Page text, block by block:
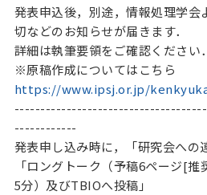
発表申込後，別途，情報処理学会
切などのお知らせが届きます．
詳細は執筆要領をご確認ください．
※原稿作成についてはこちら
https://www.ipsj.or.jp/
------------
発表申し込み時に，「研究会への
「ロングトーク（予稿6ページ[
5分）及びTBIOへ投稿」